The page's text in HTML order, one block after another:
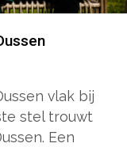
vlak bij
stel trouwt
Een